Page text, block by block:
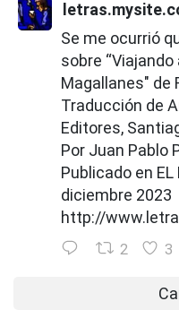
Se me ocurrió
sobre
Magallanes" de
Traducción de
Editores,
Por Juan Pablo
Publicado en EL
diciembre 2023
http://
2 3